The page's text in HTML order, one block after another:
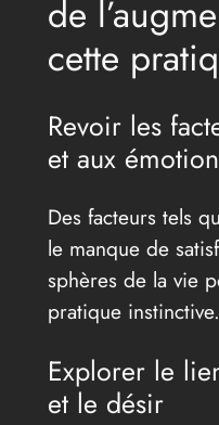
de
cette
Revoir les
et aux
Des facteurs tels
le manque de
sphères de la vie
pratique instinctive.
Explorer le
et le désir